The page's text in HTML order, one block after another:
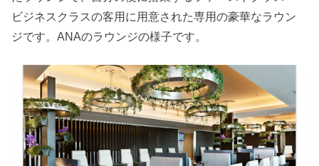
ビジネスクラスの客用に用意された専用の豪華なラウン
ジです。ANAのラウンジの様子です。